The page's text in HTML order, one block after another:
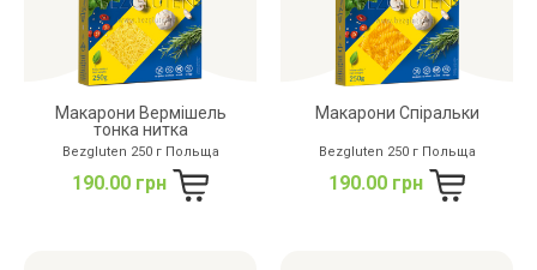
Макарони Вермішель
тонка нитка
Bezgluten 250 г Польща
190.00 грн
Макарони Спіральки
Bezgluten 250 г Польща
190.00 грн